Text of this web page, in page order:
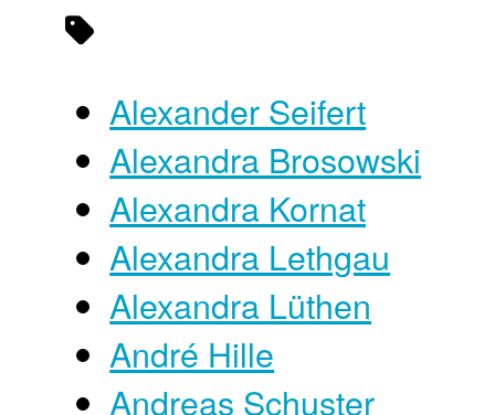
Alexander Seifert
Alexandra Brosowski
Alexandra Kornat
Alexandra Lethgau
Alexandra Lüthen
André Hille
Andreas Schuster